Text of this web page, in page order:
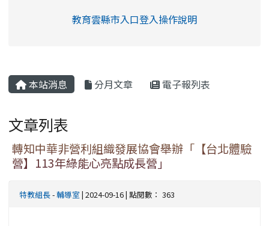
link to https://eliteracy.edu.tw/Shorts/
教育雲縣市入口登入操作說明
本站消息 分月文章 電子報列表
文章列表
轉知中華非營利組織發展協會舉辦「【台北體驗
營】113年綠能心亮點成長營」
特教組長-輔導室 | 2024-09-16 | 點閱數： 363